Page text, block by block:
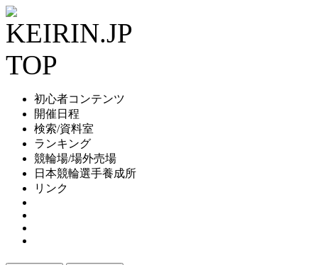
初心者コンテンツ
開催日程
検索/資料室
ランキング
競輪場/場外売場
日本競輪選手養成所
リンク